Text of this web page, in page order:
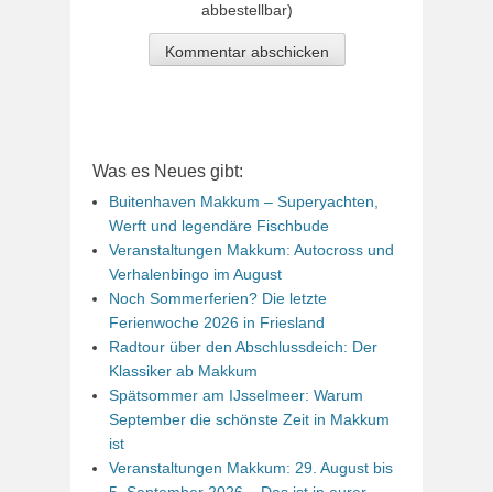
abbestellbar)
Was es Neues gibt:
Buitenhaven Makkum – Superyachten,
Werft und legendäre Fischbude
Veranstaltungen Makkum: Autocross und
Verhalenbingo im August
Noch Sommerferien? Die letzte
Ferienwoche 2026 in Friesland
Radtour über den Abschlussdeich: Der
Klassiker ab Makkum
Spätsommer am IJsselmeer: Warum
September die schönste Zeit in Makkum
ist
Veranstaltungen Makkum: 29. August bis